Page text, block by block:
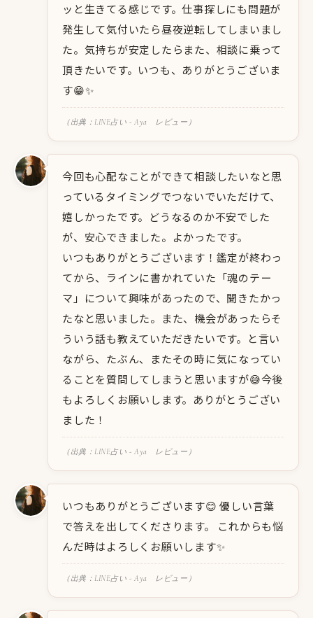
ッと生きてる感じです。仕事探しにも問題が
発生して気付いたら昼夜逆転してしまいまし
た。気持ちが安定したらまた、相談に乗って
頂きたいです。いつも、ありがとうございま
す😁✨️
（出典：LINE占い - Aya レビュー）
今回も心配なことができて相談したいなと思
っているタイミングでつないでいただけて、
嬉しかったです。どうなるのか不安でした
が、安心できました。よかったです。
いつもありがとうございます！鑑定が終わっ
てから、ラインに書かれていた「魂のテー
マ」について興味があったので、聞きたかっ
たなと思いました。また、機会があったらそ
ういう話も教えていただきたいです。と言い
ながら、たぶん、またその時に気になってい
ることを質問してしまうと思いますが😅今後
もよろしくお願いします。ありがとうござい
ました！
（出典：LINE占い - Aya レビュー）
いつもありがとうございます😊 優しい言葉
で答えを出してくださります。 これからも悩
んだ時はよろしくお願いします✨
（出典：LINE占い - Aya レビュー）